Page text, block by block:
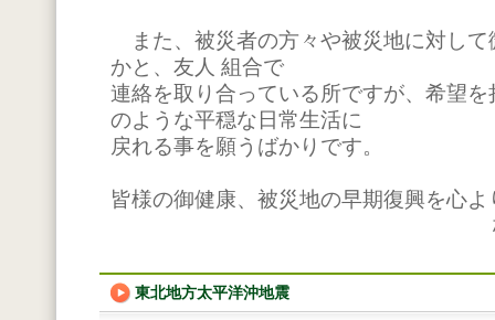
また、被災者の方々や被災地に対して
かと、友人 組合で
連絡を取り合っている所ですが、希望
のような平穏な日常生活に
戻れる事を願うばかりです。
皆様の御健康、被災地の早期復興を心
東北地方太平洋沖地震